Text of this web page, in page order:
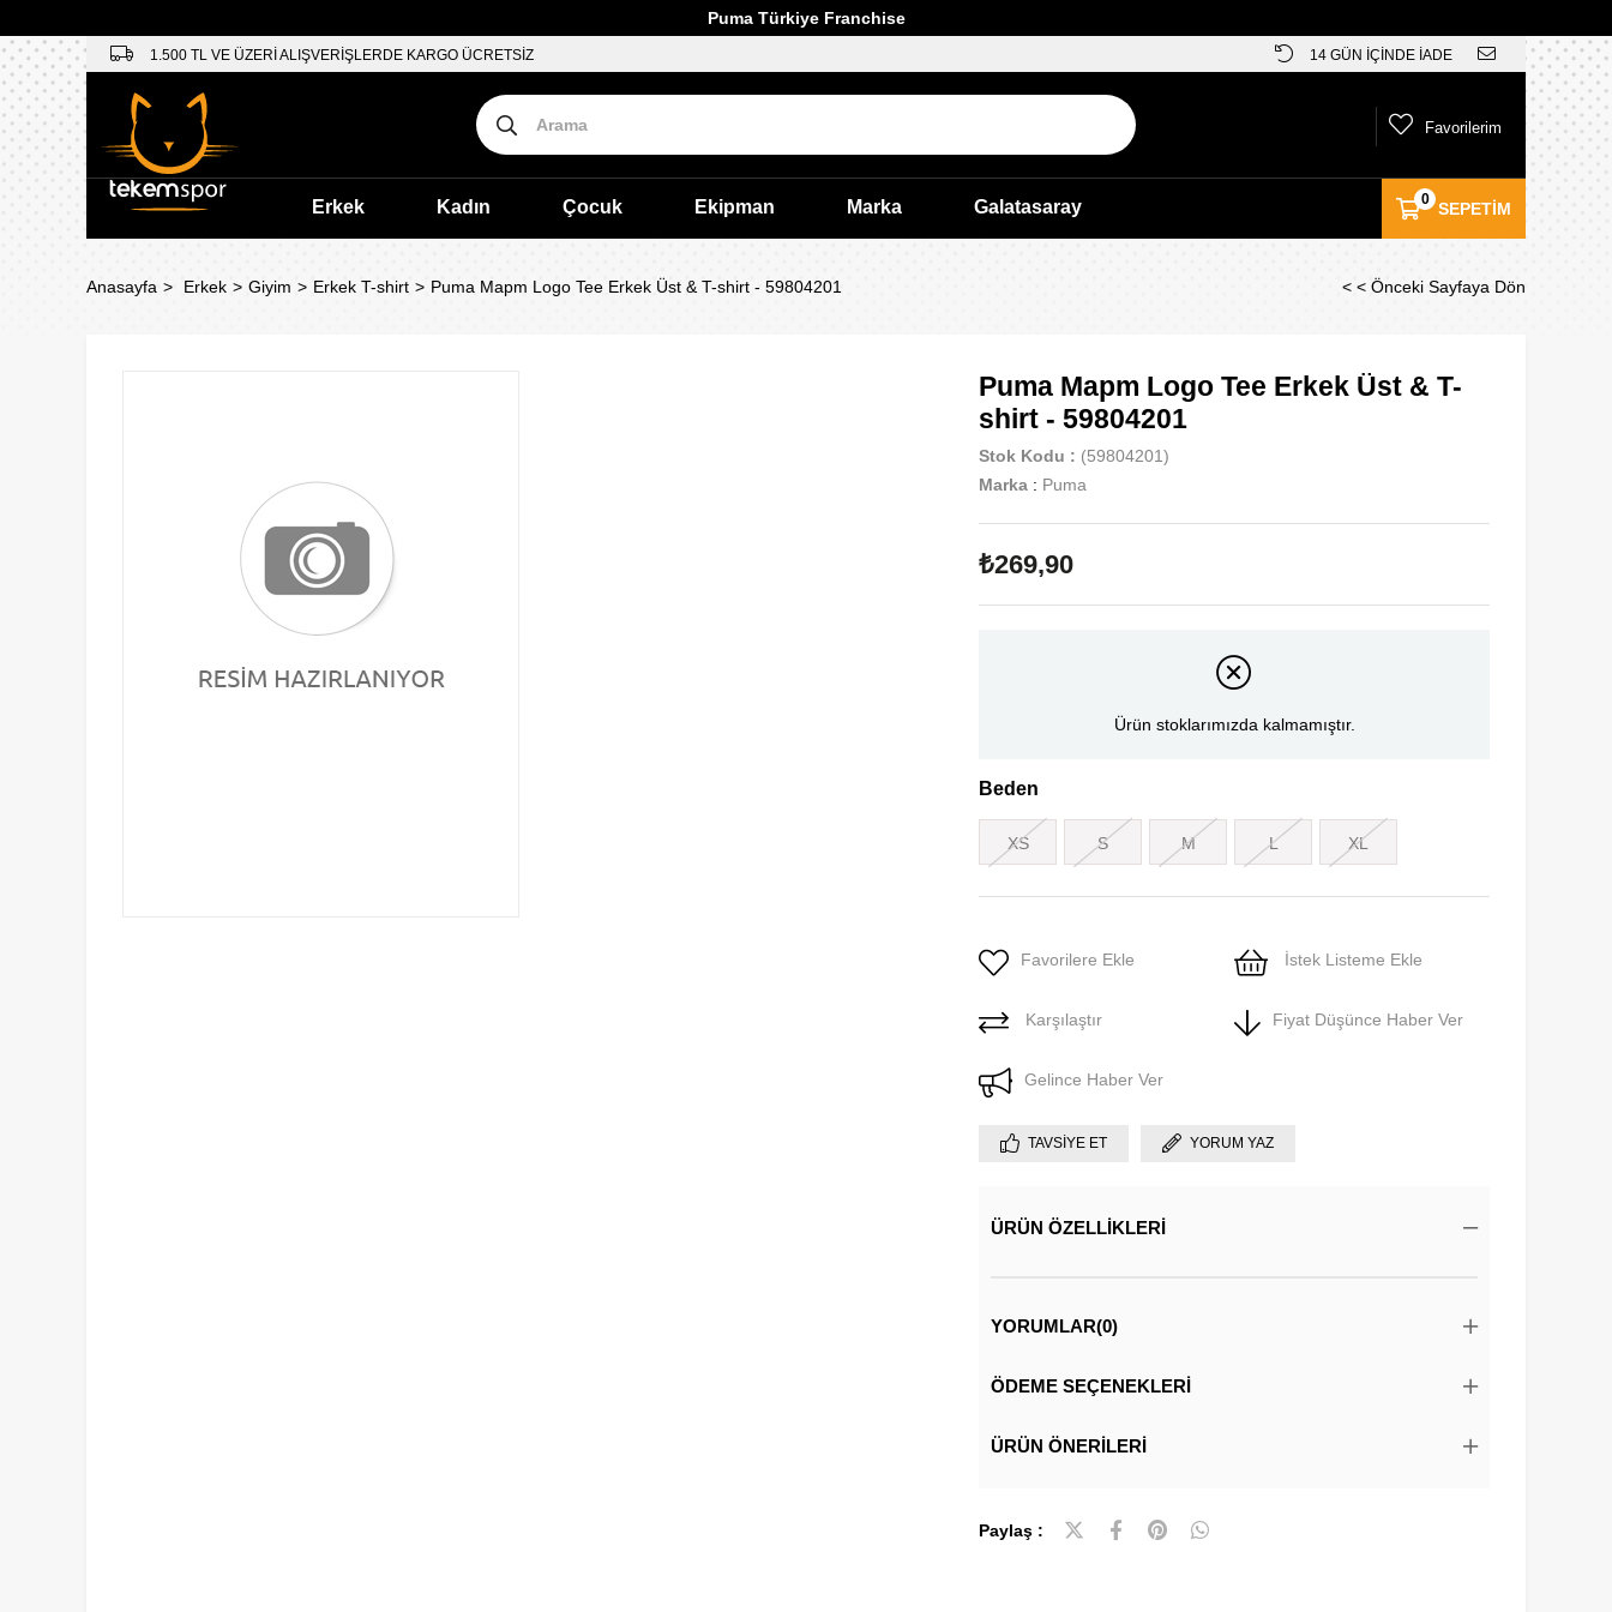
Puma Türkiye Franchise
1.500 TL VE ÜZERİ ALIŞVERİŞLERDE KARGO ÜCRETSİZ 14 GÜN İÇİNDE İADE
SEPETIM
0
Favorilerim
Erkek Kadın Çocuk Ekipman Marka Galatasaray
Anasayfa Erkek Giyim Erkek T-shirt Puma Mapm Logo Tee Erkek Üst & T-shirt - 59804201 < < Önceki Sayfaya Dön
Puma Mapm Logo Tee Erkek Üst & T-
shirt - 59804201
Stok Kodu
(59804201)
Marka : Puma
₺269,90
Ürün stoklarımızda kalmamıştır.
Beden
XS S M L XL
Favorilere Ekle İstek Listeme Ekle
Karşılaştır Fiyat Düşünce Haber Ver
Gelince Haber Ver
TAVSIYE ET YORUM YAZ
ÜRÜN ÖZELLIKLERI
YORUMLAR(0)
ÖDEME SEÇENEKLERI
ÜRÜN ÖNERILERI
Paylaş :